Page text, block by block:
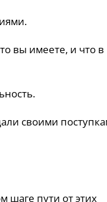
вы имеете, и что
своими
шаге пути от этих